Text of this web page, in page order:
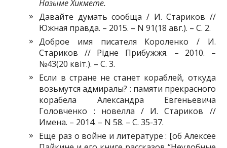
Назыме Хикмете.
Давайте думать сообща / И. Стариков //
Южная правда. – 2015. – N 91(18 авг.). – С. 2.
Доброе имя писателя Короленко / И.
Стариков // Рідне Прибужжя. – 2010. –
№43(20 квіт.). – С. 3.
Если в стране не станет кораблей, откуда
возьмутся адмиралы? : памяти прекрасного
корабела Александра Евгеньевича
Головченко : новелла / И. Стариков //
Имена. – 2014. – N 58. – С. 35-37.
Еще раз о войне и литературе : [об Алексее